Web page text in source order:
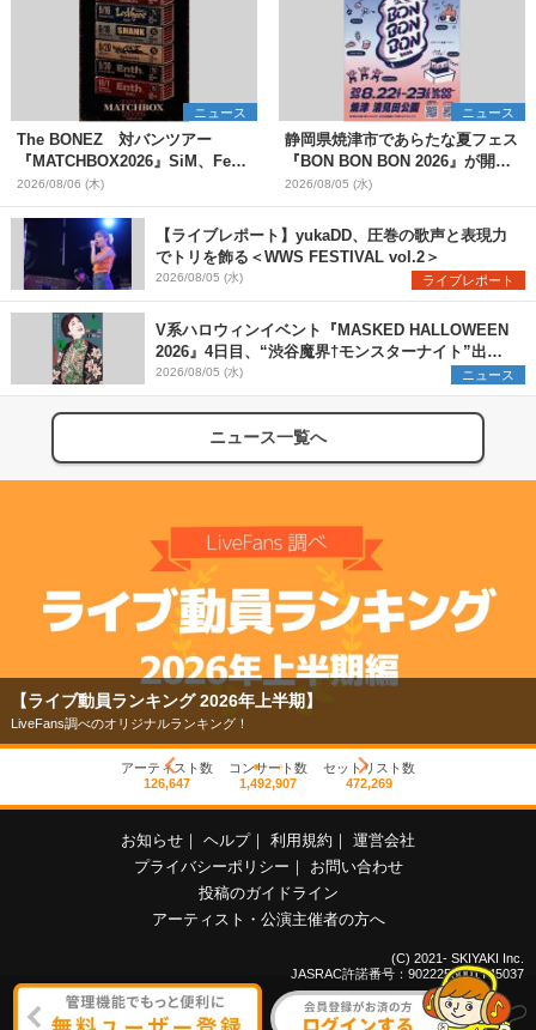
ニュース
The BONEZ 対バンツアー
『MATCHBOX2026』SiM、Fear,
and Loathing in Las Vegasら対
バンアーティストを一斉解禁
2026/08/06 (木)
ニュース
静岡県焼津市であらたな夏フェス
『BON BON BON 2026』が開
催 音楽ライブ×盆踊り×DJ×屋台
グルメ×ランタンナイトで彩る2日
間
2026/08/05 (水)
【ライブレポート】yukaDD、圧巻の歌声と表現力
でトリを飾る＜WWS FESTIVAL vol.2＞
2026/08/05 (水) ライブレポート
V系ハロウィンイベント『MASKED HALLOWEEN
2026』4日目、“渋谷魔界†モンスターナイト”出演6
組を発表
2026/08/05 (水) ニュース
ニュース一覧へ
【ライブ動員ランキング 2026年上半期】
LiveFans調べのオリジナルランキング！
アーティスト数
126,647
コンサート数
1,492,907
セットリスト数
472,269
お知らせ ｜ ヘルプ｜ 利用規約 ｜ 運営会社
プライバシーポリシー ｜
お問い合わせ
投稿のガイドライン
アーティスト・公演主催者の方へ
(C) 2021- SKIYAKI Inc.
JASRAC許諾番号：9022255001Y45037